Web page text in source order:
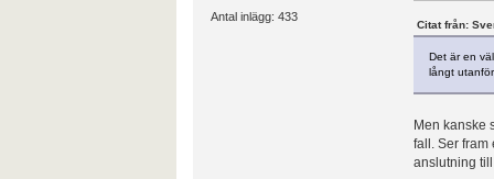
Antal inlägg: 433
Citat från:
Det är en
långt
Men kanske
fall. Ser fram
anslutning